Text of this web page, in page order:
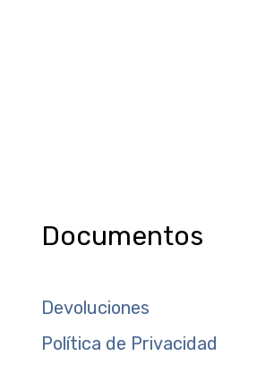
Documentos
Devoluciones
Política de Privacidad